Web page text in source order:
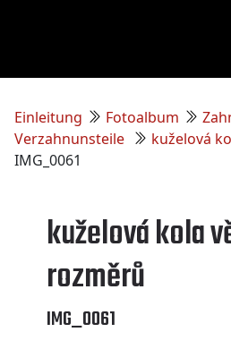
Einleitung Fotoalbum
Verzahnunsteile
kuželová
IMG_0061
kuželová kola
rozměrů
IMG_0061